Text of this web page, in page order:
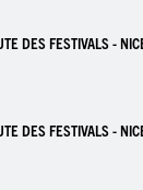
DES FESTIVALS -
DES FESTIVALS -